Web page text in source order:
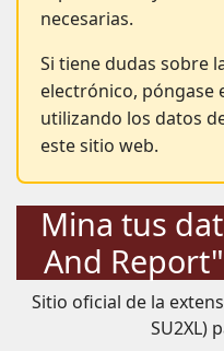
necesarias.
Si tiene dudas sobre
electrónico, póngase
utilizando los datos
este sitio web.
Mina tus
And
Sitio oficial de la
SU2XL)